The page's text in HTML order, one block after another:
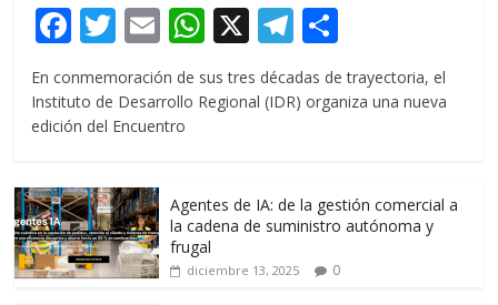
F
e
b
o
k
T
itt
er
E
m
ai
l
W
at
p
p
X T
el
e
m
o
m
ti
r
En conmemoración de sus tres décadas de trayectoria, el
Instituto de Desarrollo Regional (IDR) organiza una nueva
edición del Encuentro
Agentes de IA: de la gestión comercial a
la cadena de suministro autónoma y
frugal
diciembre 13, 2025 0